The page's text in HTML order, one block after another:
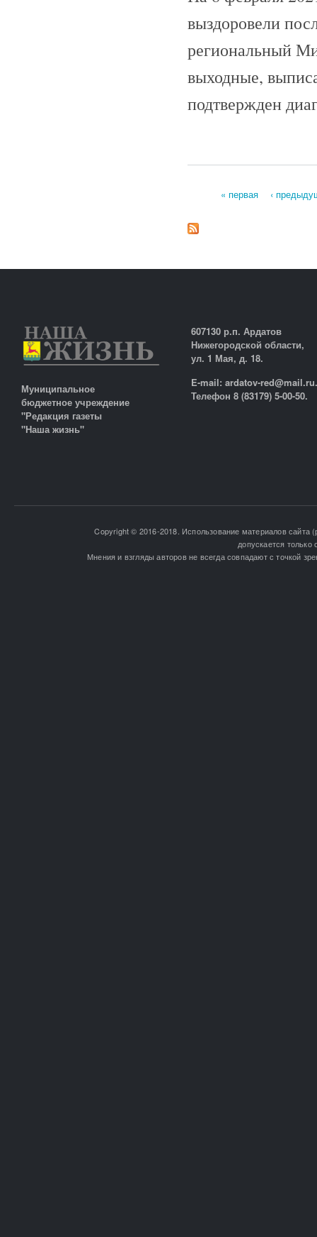
выздоровели
региональный
выходные,
подтвержден
« первая ‹
Муниципальное
бюджетное учреждение
"Редакция газеты
"Наша жизнь"
607130 р.п. Ардатов
Нижегородской области,
ул. 1 Мая, д. 18.
E-mail: ardatov-
Телефон 8 (83179) 5-00-50.
Copyright © 2016-2018. Использование материалов сайта
допускается
Мнения и взгляды авторов не всегда совпадают с точкой